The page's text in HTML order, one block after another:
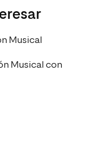
Musical
Musical con